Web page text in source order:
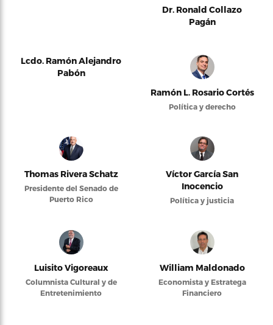
Dr. Ronald Collazo
Pagán
Lcdo. Ramón Alejandro
Pabón
Ramón L. Rosario Cortés
Política y derecho
Thomas Rivera Schatz
Presidente del Senado de
Puerto Rico
Víctor García San
Inocencio
Política y justicia
Luisito Vigoreaux
Columnista Cultural y de
Entretenimiento
William Maldonado
Economista y Estratega
Financiero